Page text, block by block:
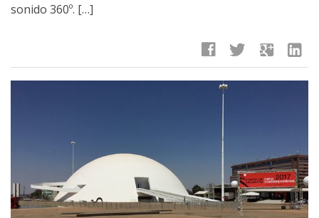
sonido 360º. […]
facebook twitter google linkedin